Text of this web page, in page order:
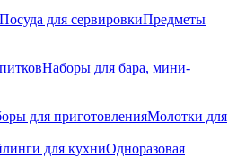
Посуда для сервировкиПредметы
Наборы для бара, мини-
для приготовленияМолотки для
для кухниОдноразовая